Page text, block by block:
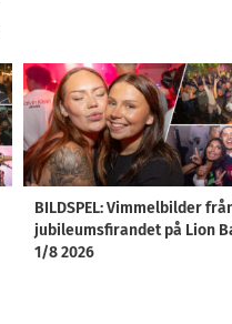
BILDSPEL: Vimmelbilder
jubileumsfirandet på Lion
1/8 2026